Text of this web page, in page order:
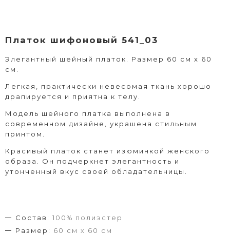
Платок шифоновый 541_03
Элегантный шейный платок. Размер 60 см х 60
см.
Легкая, практически невесомая ткань хорошо
драпируется и приятна к телу.
Модель шейного платка выполнена в
современном дизайне, украшена стильным
принтом.
Красивый платок станет изюминкой женского
образа. Он подчеркнет элегантность и
утонченный вкус своей обладательницы.
Состав: 100% полиэстер
Размер: 60 см х 60 см